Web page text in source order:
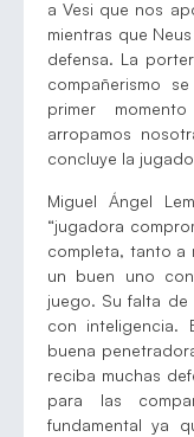
a Vesi que nos
mientras que
defensa. La
compañerismo
primer
arropamos
concluye la
Miguel Ángel
“jugadora
completa, tanto a
un buen uno
juego. Su falta de
con
buena
reciba muchas
para las
fundamental ya